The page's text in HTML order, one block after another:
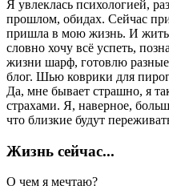
Я увлеклась психологией,
прошлом, обидах. Сейчас
пришла в мою жизнь. И
словно хочу всё успеть,
жизни шарф, готовлю
блог. Шью коврики для
Да, мне бывает страшно, я
страхами. Я, наверное,
что близкие будут
Жизнь сейчас...
О чем я мечтаю?